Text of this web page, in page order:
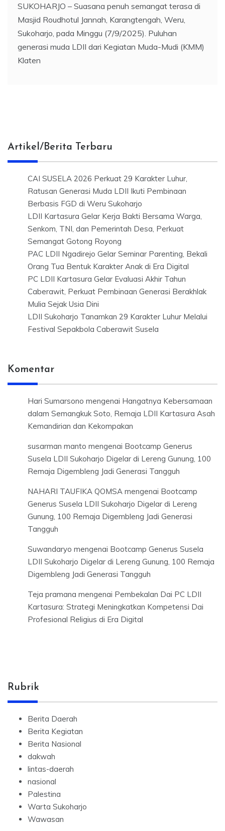
SUKOHARJO – Suasana penuh semangat terasa di
Masjid Roudhotul Jannah, Karangtengah, Weru,
Sukoharjo, pada Minggu (7/9/2025). Puluhan
generasi muda LDII dari Kegiatan Muda-Mudi (KMM)
Klaten
Artikel/Berita Terbaru
CAI SUSELA 2026 Perkuat 29 Karakter Luhur,
Ratusan Generasi Muda LDII Ikuti Pembinaan
Berbasis FGD di Weru Sukoharjo
LDII Kartasura Gelar Kerja Bakti Bersama Warga,
Senkom, TNI, dan Pemerintah Desa, Perkuat
Semangat Gotong Royong
PAC LDII Ngadirejo Gelar Seminar Parenting, Bekali
Orang Tua Bentuk Karakter Anak di Era Digital
PC LDII Kartasura Gelar Evaluasi Akhir Tahun
Caberawit, Perkuat Pembinaan Generasi Berakhlak
Mulia Sejak Usia Dini
LDII Sukoharjo Tanamkan 29 Karakter Luhur Melalui
Festival Sepakbola Caberawit Susela
Komentar
Hari Sumarsono mengenai Hangatnya Kebersamaan
dalam Semangkuk Soto, Remaja LDII Kartasura Asah
Kemandirian dan Kekompakan
susarman manto mengenai Bootcamp Generus
Susela LDII Sukoharjo Digelar di Lereng Gunung, 100
Remaja Digembleng Jadi Generasi Tangguh
NAHARI TAUFIKA QOMSA mengenai Bootcamp
Generus Susela LDII Sukoharjo Digelar di Lereng
Gunung, 100 Remaja Digembleng Jadi Generasi
Tangguh
Suwandaryo mengenai Bootcamp Generus Susela
LDII Sukoharjo Digelar di Lereng Gunung, 100 Remaja
Digembleng Jadi Generasi Tangguh
Teja pramana mengenai Pembekalan Dai PC LDII
Kartasura: Strategi Meningkatkan Kompetensi Dai
Profesional Religius di Era Digital
Rubrik
Berita Daerah
Berita Kegiatan
Berita Nasional
dakwah
lintas-daerah
nasional
Palestina
Warta Sukoharjo
Wawasan